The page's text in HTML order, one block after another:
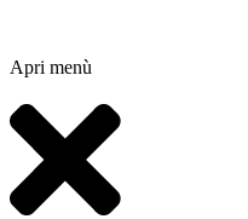
Apri menù